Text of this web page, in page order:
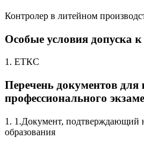
Контролер в литейном
Особые условия допуска к
1. ЕТКС
Перечень документов для
профессионального
1. 1.Документ, подтверждающий
образования